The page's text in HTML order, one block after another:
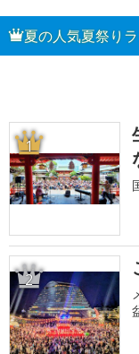
夏の人気夏祭り
1
2